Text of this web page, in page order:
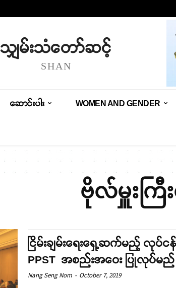
သျှမ်းသံတော်ဆင့်
SHAN
ဆောင်းပါး WOMEN AND GENDER
ဗိုလ်မှူးကြီး
ငြိမ်းချမ်းရေးရှေ့ဆက်မည့် လုပ်င
PPST အစည်းအဝေး ပြုလုပ်မည်
Nang Seng Nom - October 7, 2019